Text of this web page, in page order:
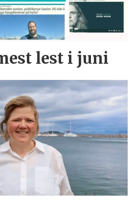
lest i juni